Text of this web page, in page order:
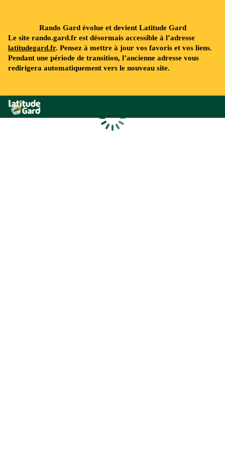
Rando Gard évolue et devient Latitude Gard
Le site rando.gard.fr est désormais accessible à l’adresse
latitudegard.fr. Pensez à mettre à jour vos favoris et vos liens.
Pendant une période de transition, l’ancienne adresse vous
redirigera automatiquement vers le nouveau site.
Rando Gard
Chargement